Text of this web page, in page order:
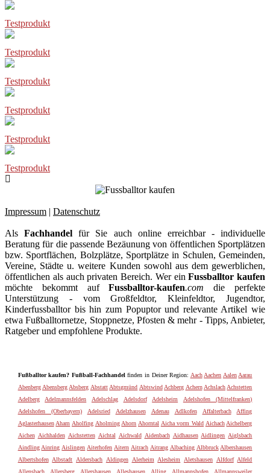
Testprodukt
Testprodukt
Testprodukt
Testprodukt
Testprodukt
Testprodukt
Impressum | Datenschutz
AlsFachhandel für Sie auch online erreichbar - individuelle
Beratung für die passende Bezäunung von öffentlichen Sportplätzen
bzw. Sportflächen, Bolzplätze, Sportplätze in Schulen, Gemeinden,
Vereine, Städte u. weitere Kunden sowohl aus dem gewerblichen,
öffentlichen als auch privaten Bereich. Wer einFussballtor kaufen
möchte bekommt aufFussballtor-kaufen.com die perfekte
Unterstützung - vom Großfeldtor, Kleinfeldtor, Jugendtor,
Kinderfussballtor bis hin zum Popuptor und relevante Artikel wie
etwa Fußballtornetze, Stoppnetze, Pfosten & mehr - Tipps, Anbieter,
Ratgeber und empfohlene Produkte.
Fußballtor kaufen? Fußball-Fachhandelfinden in Deiner Region: Aach Aachen Aalen Aarau
Abenberg Abensberg Absberg Abstatt Abtsgmünd Abtswind Achberg Achern Achslach Achstetten
Adelberg
Adelmannsfelden Adelschlag Adelsdorf Adelsheim
Adelshofen (Mittelfranken)
Adelshofen (Oberbayern)
Adelsried Adelzhausen Adenau Adlkofen Affalterbach
Affing
Aglasterhausen Aham Aholfing Aholming Ahorn Ahorntal Aicha vorm Wald Aichach Aichelberg
Aichen Aichhalden Aichstetten Aichtal Aichwald Aidenbach Aidhausen Aidlingen Aiglsbach
Aindling Ainring Aislingen Aiterhofen Aitern Aitrach Aitrang Albaching Albbruck Albershausen
Albertshofen Albstadt Aldersbach Aldingen Alerheim Alesheim Aletshausen Alfdorf Alfeld
Allensbach
Allersberg Allershausen Alleshausen Alling Allmannshofen Allmannsweiler